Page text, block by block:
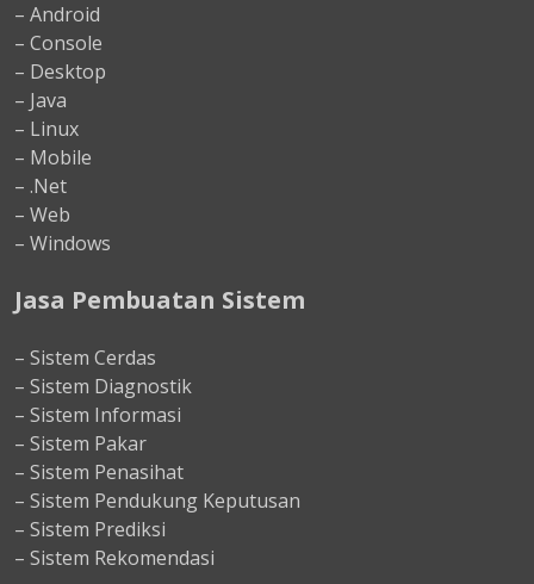
– Android
– Console
– Desktop
– Java
– Linux
– Mobile
– .Net
– Web
– Windows
Jasa Pembuatan Sistem
– Sistem Cerdas
– Sistem Diagnostik
– Sistem Informasi
– Sistem Pakar
– Sistem Penasihat
– Sistem Pendukung Keputusan
– Sistem Prediksi
– Sistem Rekomendasi